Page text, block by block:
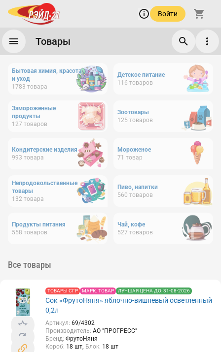
Войти
Товары
Бытовая химия, красота
и уход
1783 товара
Детское питание
116 товаров
Замороженные
продукты
127 товаров
Зоотовары
125 товаров
Кондитерские изделия
993 товара
Мороженое
71 товар
Непродовольственные
товары
132 товара
Пиво, напитки
560 товаров
Продукты питания
558 товаров
Чай, кофе
527 товаров
Все товары
ТОВАРЫ СГР МАРК. ТОВАР ЛУЧШАЯ ЦЕНА ДО: 31-08-2026
Сок «ФрутоНяня» яблочно-вишневый осветленный
0,2л
Артикул: 69/4302
Производитель: АО "ПРОГРЕСС"
Бренд: ФрутоНяня
Короб: 18 шт Блок: 18 шт